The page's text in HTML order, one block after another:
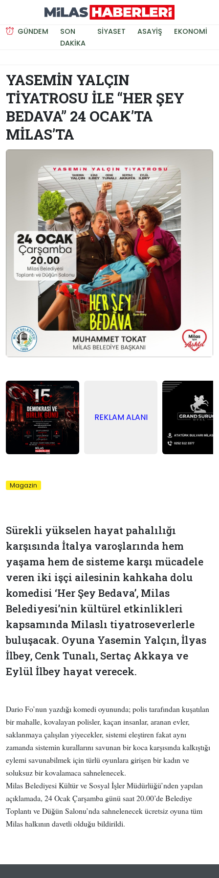
GÜNDEM
SON
DAKIKA
SIYASET ASAYIŞ EKONOMI
YASEMIN YALÇIN
TIYATROSU İLE “HER ŞEY
BEDAVA” 24 OCAK’TA
MILAS’TA
REKLAM ALANI
Magazin
Sürekli yükselen hayat pahalılığı
karşısında İtalya varoşlarında hem
yaşama hem de sisteme karşı mücadele
veren iki işçi ailesinin kahkaha dolu
komedisi ‘Her Şey Bedava’, Milas
Belediyesi’nin kültürel etkinlikleri
kapsamında Milaslı tiyatroseverlerle
buluşacak. Oyuna Yasemin Yalçın, İlyas
İlbey, Cenk Tunalı, Sertaç Akkaya ve
Eylül İlbey hayat verecek.
Dario Fo’nun yazdığı komedi oyununda; polis tarafından kuşatılan
bir mahalle, kovalayan polisler, kaçan insanlar, aranan evler,
saklanmaya çalışılan yiyecekler, sistemi eleştiren fakat aynı
zamanda sistemin kurallarını savunan bir koca karşısında kalkıştığı
eylemi savunabilmek için türlü oyunlara girişen bir kadın ve
soluksuz bir kovalamaca sahnelenecek.
Milas Belediyesi Kültür ve Sosyal İşler Müdürlüğü’nden yapılan
açıklamada, 24 Ocak Çarşamba günü saat 20.00’de Belediye
Toplantı ve Düğün Salonu’nda sahnelenecek ücretsiz oyuna tüm
Milas halkının davetli olduğu bildirildi.